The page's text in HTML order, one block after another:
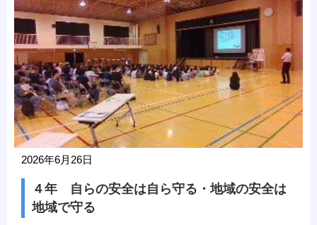
2026年6月26日
４年 自らの安全は自ら守る・地域の安全は
地域で守る